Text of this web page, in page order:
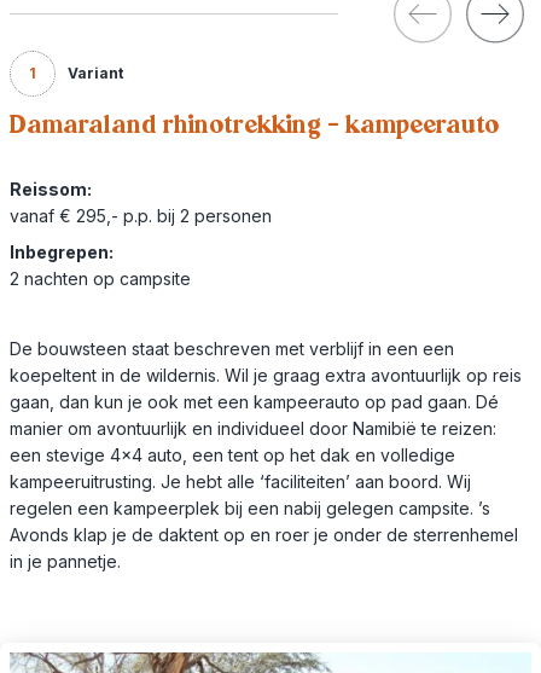
1 Variant
Damaraland rhinotrekking - kampeerauto
Reissom:
vanaf € 295,- p.p. bij 2 personen
Inbegrepen:
2 nachten op campsite
De bouwsteen staat beschreven met verblijf in een een
koepeltent in de wildernis. Wil je graag extra avontuurlijk op reis
gaan, dan kun je ook met een kampeerauto op pad gaan. Dé
manier om avontuurlijk en individueel door Namibië te reizen:
een stevige 4×4 auto, een tent op het dak en volledige
kampeeruitrusting. Je hebt alle ‘faciliteiten’ aan boord. Wij
regelen een kampeerplek bij een nabij gelegen campsite. ’s
Avonds klap je de daktent op en roer je onder de sterrenhemel
in je pannetje.